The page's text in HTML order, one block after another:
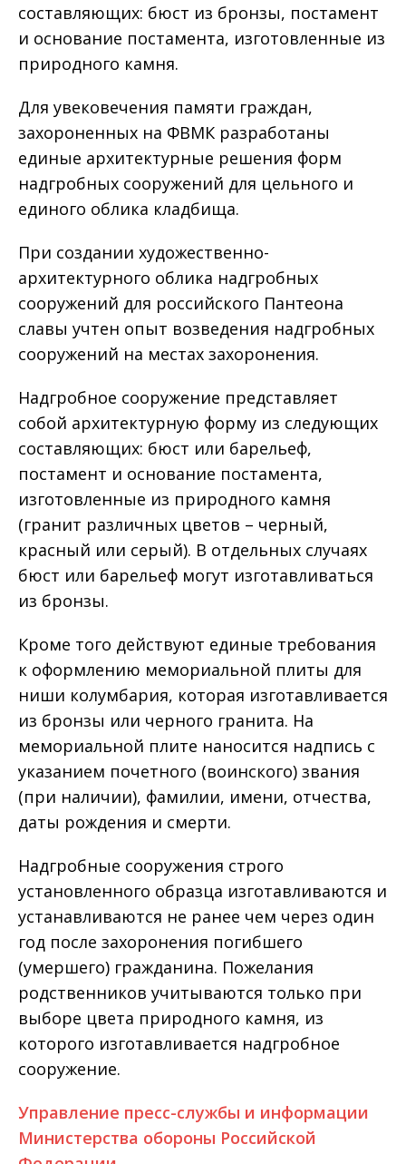
составляющих: бюст из бронзы, постамент
и основание постамента, изготовленные из
природного камня.
Для увековечения памяти граждан,
захороненных на ФВМК разработаны
единые архитектурные решения форм
надгробных сооружений для цельного и
единого облика кладбища.
При создании художественно-
архитектурного облика надгробных
сооружений для российского Пантеона
славы учтен опыт возведения надгробных
сооружений на местах захоронения.
Надгробное сооружение представляет
собой архитектурную форму из следующих
составляющих: бюст или барельеф,
постамент и основание постамента,
изготовленные из природного камня
(гранит различных цветов – черный,
красный или серый). В отдельных случаях
бюст или барельеф могут изготавливаться
из бронзы.
Кроме того действуют единые требования
к оформлению мемориальной плиты для
ниши колумбария, которая изготавливается
из бронзы или черного гранита. На
мемориальной плите наносится надпись с
указанием почетного (воинского) звания
(при наличии), фамилии, имени, отчества,
даты рождения и смерти.
Надгробные сооружения строго
установленного образца изготавливаются и
устанавливаются не ранее чем через один
год после захоронения погибшего
(умершего) гражданина. Пожелания
родственников учитываются только при
выборе цвета природного камня, из
которого изготавливается надгробное
сооружение.
Управление пресс-службы и информации
Министерства обороны Российской